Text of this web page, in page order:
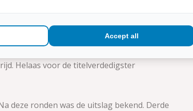
Helaas voor de titelverdedigster
deze ronden was de uitslag bekend. Derde
Accept all